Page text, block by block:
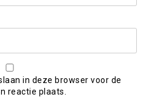
in deze browser voor de
reactie plaats.